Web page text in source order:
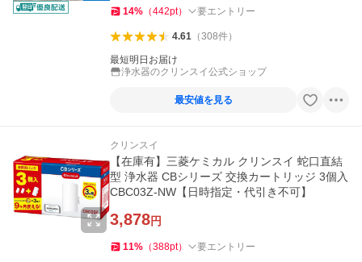
14% （442pt） 要エントリー
4.61（308件）
最短明日お届け
浄水器のクリンスイ公式ショップ
最安値を見る
クリンスイ
【在庫有】三菱ケミカル クリンスイ 蛇口直結
型 浄水器 CBシリーズ 交換カートリッジ 3個入
CBC03Z-NW【日時指定・代引き不可】
3,878円
11% （388pt） 要エントリー